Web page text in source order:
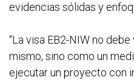
evidencias sólidas y
“La visa EB2-NIW no
mismo, sino como un
ejecutar un proyecto con